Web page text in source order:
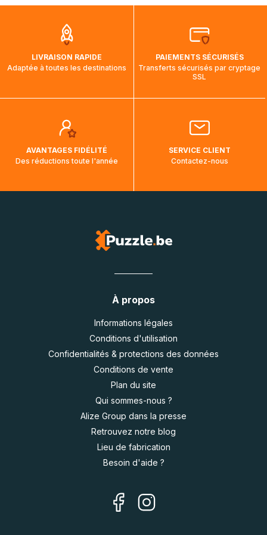
aura touché terre.
LIVRAISON RAPIDE
Adaptée à toutes les destinations
PAIEMENTS SÉCURISÉS
Transferts sécurisés par cryptage
SSL
AVANTAGES FIDÉLITÉ
Des réductions toute l'année
SERVICE CLIENT
Contactez-nous
À propos
Informations légales
Conditions d'utilisation
Confidentialités & protections des données
Conditions de vente
Plan du site
Qui sommes-nous ?
Alize Group dans la presse
Retrouvez notre blog
Lieu de fabrication
Besoin d'aide ?